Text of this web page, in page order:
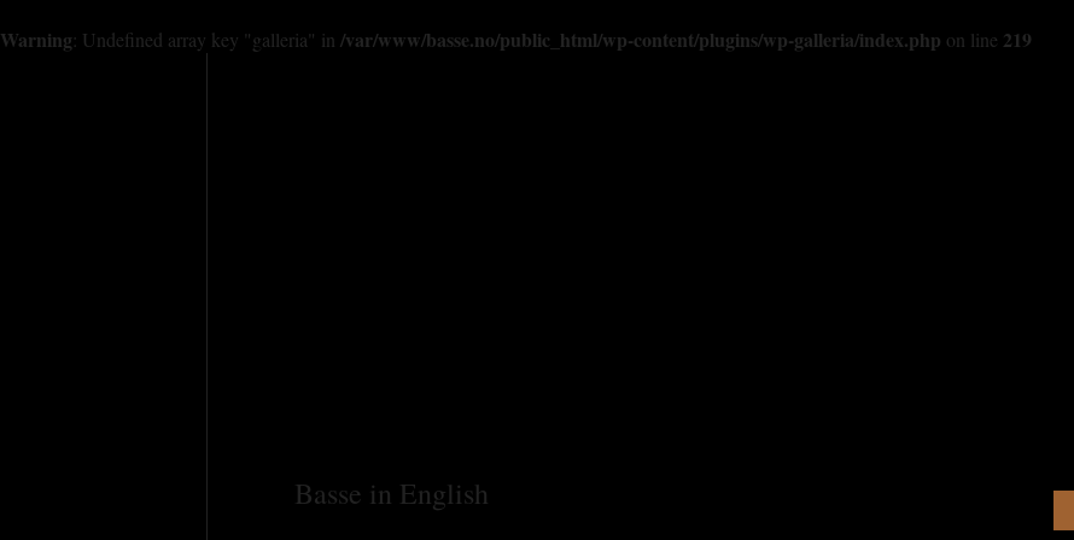
Warning: Undefined array key "galleria" in /var/www/basse.no/public_html/wp-content/plugins/wp-galleria/index.php on line 219
Basse in English